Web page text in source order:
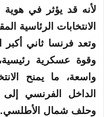
لأنه قد يؤثر في
الانتخابات الرئاسية
وتعد فرنسا ثاني أكبر
وقوة عسكرية
واسعة، ما يمنح
الداخل الفرنسي إلى
وحلف شمال الأطلسي.